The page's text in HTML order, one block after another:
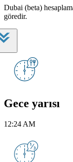
Dubai (beta)
göredir.
Gece yarısı
12:24 AM